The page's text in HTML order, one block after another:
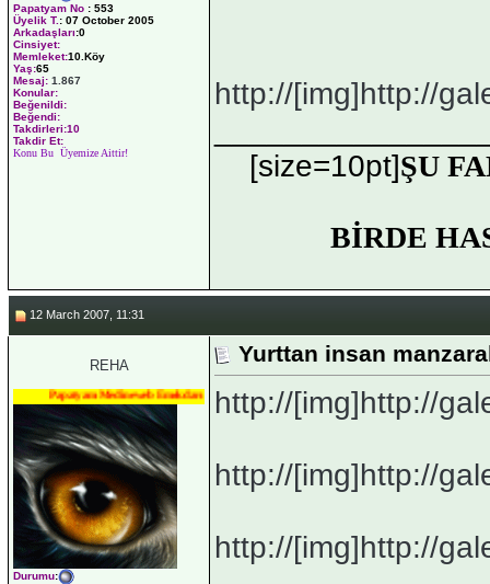
Papatyam No : 553
Üyelik T.: 07 October 2005
Arkadaşları:0
Cinsiyet:
Memleket:10.Köy
Yaş:65
Mesaj: 1.867
Konular:
Beğenildi:
Beğendi:
Takdirleri:10
Takdir Et:
Konu Bu Üyemize Aittir!
http://[img]http://
[size=10pt]ŞU
BİRDE
12 March 2007, 11:31
REHA
Papatyam Medineweb Emekdarı
Durumu:
Yurttan insan
http://[img]http://
http://[img]http://
http://[img]http://